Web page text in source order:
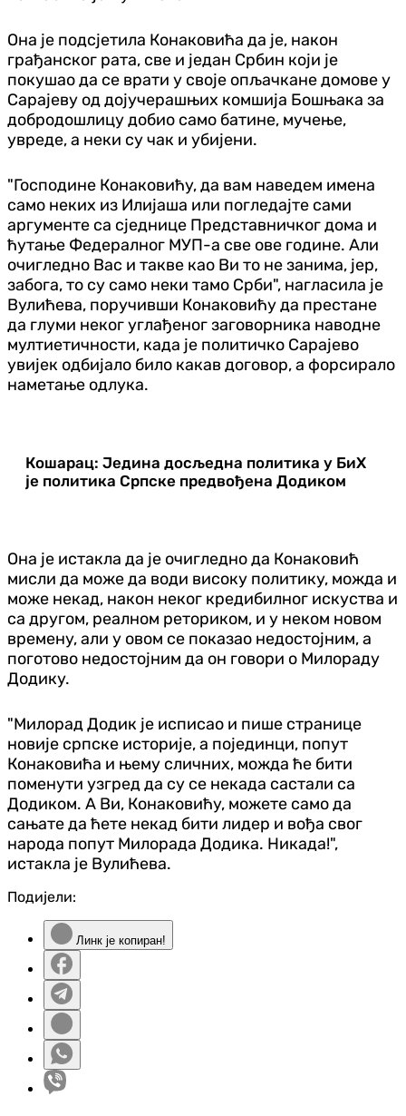
Она је подсјетила Конаковића да је, након
грађанског рата, све и један Србин који је
покушао да се врати у своје опљачкане домове у
Сарајеву од дојучерашњих комшија Бошњака за
добродошлицу добио само батине, мучење,
увреде, а неки су чак и убијени.
"Господине Конаковићу, да вам наведем имена
само неких из Илијаша или погледајте сами
аргументе са сједнице Представничког дома и
ћутање Федералног МУП-а све ове године. Али
очигледно Вас и такве као Ви то не занима, јер,
забога, то су само неки тамо Срби", нагласила је
Вулићева, поручивши Конаковићу да престане
да глуми неког углађеног заговорника наводне
мултиетичности, када је политичко Сарајево
увијек одбијало било какав договор, а форсирало
наметање одлука.
Кошарац: Једина досљедна политика у БиХ
је политика Српске предвођена Додиком
Она је истакла да је очигледно да Конаковић
мисли да може да води високу политику, можда и
може некад, након неког кредибилног искуства и
са другом, реалном реториком, и у неком новом
времену, али у овом се показао недостојним, а
поготово недостојним да он говори о Милораду
Додику.
"Милорад Додик је исписао и пише странице
новије српске историје, а појединци, попут
Конаковића и њему сличних, можда ће бити
поменути узгред да су се некада састали са
Додиком. А Ви, Конаковићу, можете само да
сањате да ћете некад бити лидер и вођа свог
народа попут Милорада Додика. Никада!",
истакла је Вулићева.
Подијели:
Линк је копиран!